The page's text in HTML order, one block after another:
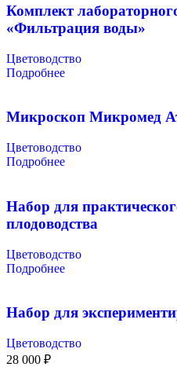
Комплект
«Фильтрация воды»
Цветоводство
Подробнее
Микроскоп Микромед
Цветоводство
Подробнее
Набор для
плодоводства
Цветоводство
Подробнее
Набор для
Цветоводство
28 000 ₽